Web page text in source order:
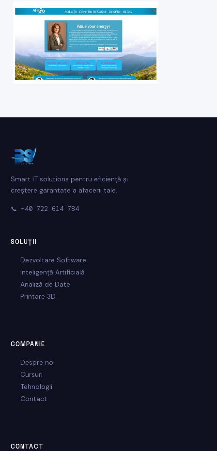
Smart IT solutions pentru eficiență și
creștere garantate a afacerii tale.
📞 +40 722 614 784
SOLUȚII
Dezvoltare Software
Inteligență Artificială
Analiză de Date
Printare 3D
COMPANIE
Despre noi
Cursuri
Tehnologii
Contact
CONTACT